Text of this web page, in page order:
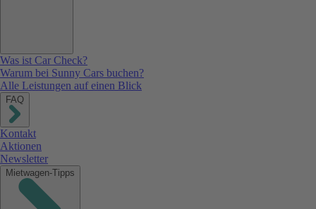
Was ist Car Check?
Warum bei Sunny Cars buchen?
Alle Leistungen auf einen Blick
FAQ
Kontakt
Aktionen
Newsletter
Mietwagen-Tipps